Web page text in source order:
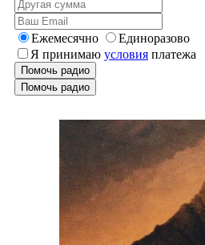
Ежемесячно
Единоразово
Я принимаю условия платежа
Помочь радио
Помочь радио